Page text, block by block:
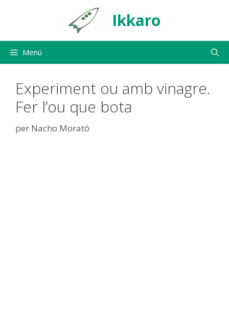
Ikkaro
Menú
Experiment ou amb vinagre.
Fer l’ou que bota
per Nacho Morató